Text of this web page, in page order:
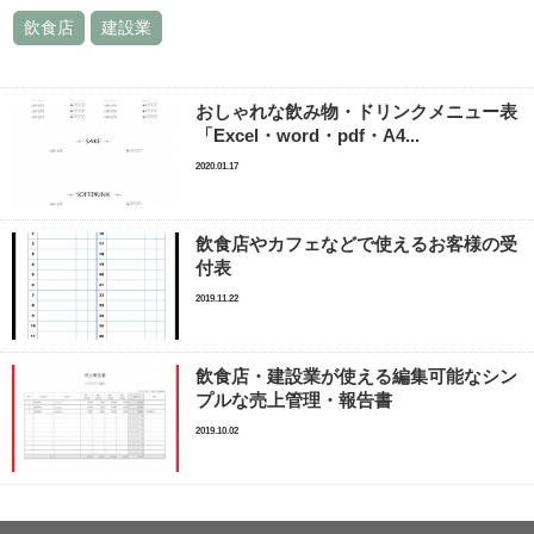
飲食店 建設業
おしゃれな飲み物・ドリンクメニュー表
「Excel・word・pdf・A4...
2020.01.17
飲食店やカフェなどで使えるお客様の受
付表
2019.11.22
飲食店・建設業が使える編集可能なシン
プルな売上管理・報告書
2019.10.02